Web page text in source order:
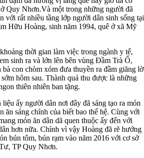
Quy Nhơn.Và một trong những người đã
với rất nhiều tầng lớp người dân sinh sống tại
Hữu Hoàng, sinh năm 1994, quê ở xã Mỹ
thời gian làm việc trong ngành y tế,
sinh ra và lớn lên bên vùng Đầm Trà Ổ,
con chòm xóm đưa thuyền ra đầm giăng lờ
hôm sau. Thành quả thu được là những
thiên nhiên ban tặng.
ấy người dân nơi đây đã sáng tạo ra món
ăn sáng chính của biết bao thế hệ. Cùng với
món ăn dân dã quen thuộc ấy đến với
hơn nữa. Chính vì vậy Hoàng đã rẽ hướng
bún tôm, bún rạm vào năm 2016 với cơ sở
TP Quy Nhơn.